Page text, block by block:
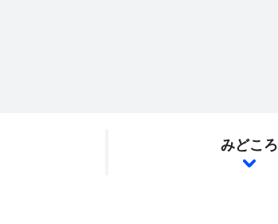
みどころ